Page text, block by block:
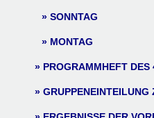
SONNTAG
MONTAG
PROGRAMMHEFT DES
GRUPPENEINTEILUNG